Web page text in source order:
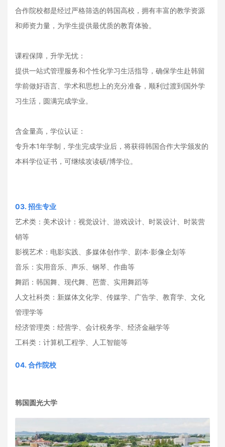
合作院校都是经过严格筛选的韩国高校，拥有丰富的教学资源
和师资力量，为学生提供最优质的教育体验。
课程保障，升学无忧：
提供一站式管理服务和个性化学习生活指导，确保学生赴韩留
学前做好语言、学术和思想上的充分准备，顺利过渡到国外学
习生活，圆满完成学业。
含金量高，学位认证：
专升本1年学制，学生完成学业后，将获得韩国合作大学颁发的
本科学位证书，可继续攻读硕/博学位。
03. 招生专业
艺术类：美术设计：视觉设计、游戏设计、时装设计、时装营
销等
影视艺术：电影实践、多媒体创作学、剧本·影像企划等
音乐：实用音乐、声乐、钢琴、作曲等
舞蹈：韩国舞、现代舞、芭蕾、实用舞蹈等
人文社科类：新媒体文化学、传媒学、广告学、教育学、文化
管理学等
经济管理类：经营学、会计税务学、经济金融学等
工科类：计算机工程学、人工智能等
04. 合作院校
韩国圆光大学